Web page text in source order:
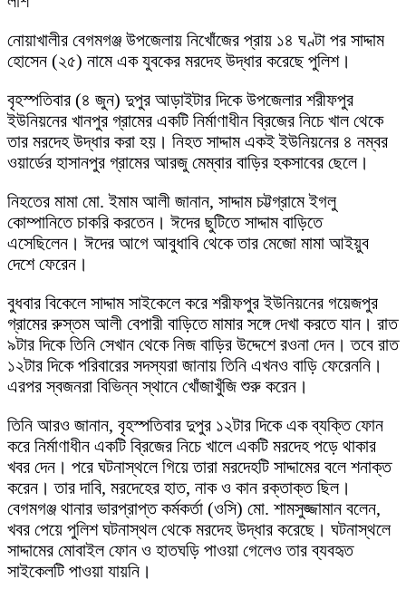
নোয়াখালীর বেগমগঞ্জ উপজেলায় নিখোঁজের প্রায় ১৪ ঘণ্টা পর সাদ্দাম
হোসেন (২৫) নামে এক যুবকের মরদেহ উদ্ধার করেছে পুলিশ।
বৃহস্পতিবার (৪ জুন) দুপুর আড়াইটার দিকে উপজেলার শরীফপুর
ইউনিয়নের খানপুর গ্রামের একটি নির্মাণাধীন ব্রিজের নিচে খাল থেকে
তার মরদেহ উদ্ধার করা হয়। নিহত সাদ্দাম একই ইউনিয়নের ৪ নম্বর
ওয়ার্ডের হাসানপুর গ্রামের আরজু মেম্বার বাড়ির হকসাবের ছেলে।
নিহতের মামা মো. ইমাম আলী জানান, সাদ্দাম চট্টগ্রামে ইগলু
কোম্পানিতে চাকরি করতেন। ঈদের ছুটিতে সাদ্দাম বাড়িতে
এসেছিলেন। ঈদের আগে আবুধাবি থেকে তার মেজো মামা আইয়ুব
দেশে ফেরেন।
বুধবার বিকেলে সাদ্দাম সাইকেলে করে শরীফপুর ইউনিয়নের গয়েজপুর
গ্রামের রুস্তম আলী বেপারী বাড়িতে মামার সঙ্গে দেখা করতে যান। রাত
৯টার দিকে তিনি সেখান থেকে নিজ বাড়ির উদ্দেশে রওনা দেন। তবে রাত
১২টার দিকে পরিবারের সদস্যরা জানায় তিনি এখনও বাড়ি ফেরেননি।
এরপর স্বজনরা বিভিন্ন স্থানে খোঁজাখুঁজি শুরু করেন।
তিনি আরও জানান, বৃহস্পতিবার দুপুর ১২টার দিকে এক ব্যক্তি ফোন
করে নির্মাণাধীন একটি ব্রিজের নিচে খালে একটি মরদেহ পড়ে থাকার
খবর দেন। পরে ঘটনাস্থলে গিয়ে তারা মরদেহটি সাদ্দামের বলে শনাক্ত
করেন। তার দাবি, মরদেহের হাত, নাক ও কান রক্তাক্ত ছিল।
বেগমগঞ্জ থানার ভারপ্রাপ্ত কর্মকর্তা (ওসি) মো. শামসুজ্জামান বলেন,
খবর পেয়ে পুলিশ ঘটনাস্থল থেকে মরদেহ উদ্ধার করেছে। ঘটনাস্থলে
সাদ্দামের মোবাইল ফোন ও হাতঘড়ি পাওয়া গেলেও তার ব্যবহৃত
সাইকেলটি পাওয়া যায়নি।